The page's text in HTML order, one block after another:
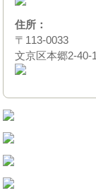
住所：
〒113-0033
文京区本郷2-40-